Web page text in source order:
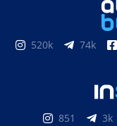
520k 74k
851 3k